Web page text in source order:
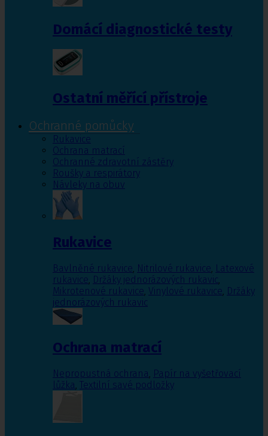
Domácí diagnostické testy
Ostatní měřící přístroje
Ochranné pomůcky
Rukavice
Ochrana matrací
Ochranné zdravotní zástěry
Roušky a respirátory
Návleky na obuv
Rukavice
Bavlněné rukavice, Nitrilové rukavice, Latexové
rukavice, Držáky jednorázových rukavic,
Mikrotenové rukavice, Vinylové rukavice, Držáky
jednorázových rukavic
Ochrana matrací
Nepropustná ochrana, Papír na vyšetřovací
lůžka, Textilní savé podložky